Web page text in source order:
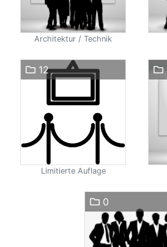
Architektur / Technik
12
Limitierte Auflage
0